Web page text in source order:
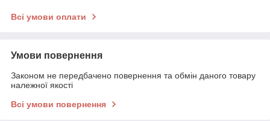
Всі умови оплати
Умови повернення
Законом не передбачено повернення та обмін даного товару
належної якості
Всі умови повернення